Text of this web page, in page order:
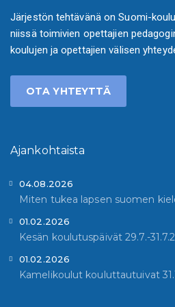
Järjestön tehtävänä on Suomi-
niissä toimivien opettajien
koulujen ja opettajien välisen
OTA YHTEYTTÄ
Ajankohtaista
04.08.2026
Miten tukea lapsen suomen
01.02.2026
Kesän koulutuspäivät 29.7.-
01.02.2026
Kamelikoulut kouluttautuivat